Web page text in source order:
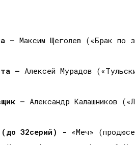
— Максим Щеголев («Брак по
— Алексей Мурадов
— Александр Калашников
(до 32серий) - «Меч»